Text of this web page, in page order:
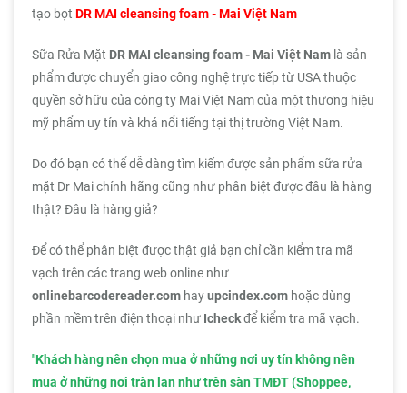
tạo bọt DR MAI cleansing foam - Mai Việt Nam
Sữa Rửa Mặt DR MAI cleansing foam - Mai Việt Nam là sản
phẩm được chuyển giao công nghệ trực tiếp từ USA thuộc
quyền sở hữu của công ty Mai Việt Nam của một thương hiệu
mỹ phẩm uy tín và khá nổi tiếng tại thị trường Việt Nam.
Do đó bạn có thể dễ dàng tìm kiếm được sản phẩm sữa rửa
mặt Dr Mai chính hãng cũng như phân biệt được đâu là hàng
thật? Đâu là hàng giả?
Để có thể phân biệt được thật giả bạn chỉ cần kiểm tra mã
vạch trên các trang web online như
onlinebarcodereader.com hayupcindex.com hoặc dùng
phần mềm trên điện thoại như Icheckđể kiểm tra mã vạch.
"Khách hàng nên chọn mua ở những nơi uy tín không nên
mua ở những nơi tràn lan như trên sàn TMĐT (Shoppee,